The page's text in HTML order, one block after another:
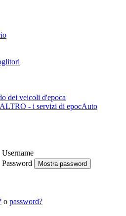
dei veicoli d'epoca
- i servizi di epocAuto
Username
Password
Mostra password
o password?